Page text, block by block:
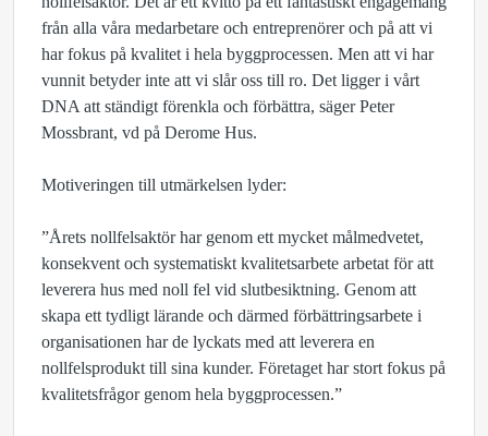
från alla våra medarbetare och entreprenörer och på att vi
har fokus på kvalitet i hela byggprocessen. Men att vi har
vunnit betyder inte att vi slår oss till ro. Det ligger i vårt
DNA att ständigt förenkla och förbättra, säger Peter
Mossbrant, vd på Derome Hus.
Motiveringen till utmärkelsen lyder:
”Årets nollfelsaktör har genom ett mycket målmedvetet,
konsekvent och systematiskt kvalitetsarbete arbetat för att
leverera hus med noll fel vid slutbesiktning. Genom att
skapa ett tydligt lärande och därmed förbättringsarbete i
organisationen har de lyckats med att leverera en
nollfelsprodukt till sina kunder. Företaget har stort fokus på
kvalitetsfrågor genom hela byggprocessen.”